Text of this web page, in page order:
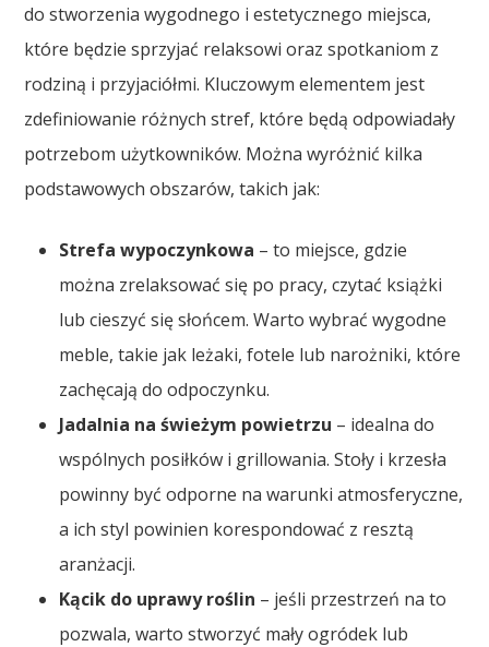
do stworzenia wygodnego i estetycznego miejsca,
które będzie sprzyjać relaksowi oraz spotkaniom z
rodziną i przyjaciółmi. Kluczowym elementem jest
zdefiniowanie różnych stref, które będą odpowiadały
potrzebom użytkowników. Można wyróżnić kilka
podstawowych obszarów, takich jak:
Strefa wypoczynkowa – to miejsce, gdzie
można zrelaksować się po pracy, czytać książki
lub cieszyć się słońcem. Warto wybrać wygodne
meble, takie jak leżaki, fotele lub narożniki, które
zachęcają do odpoczynku.
Jadalnia na świeżym powietrzu – idealna do
wspólnych posiłków i grillowania. Stoły i krzesła
powinny być odporne na warunki atmosferyczne,
a ich styl powinien korespondować z resztą
aranżacji.
Kącik do uprawy roślin – jeśli przestrzeń na to
pozwala, warto stworzyć mały ogródek lub